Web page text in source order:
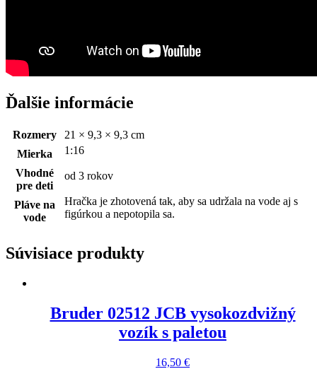
Ďalšie informácie
Rozmery
21 × 9,3 × 9,3 cm
Mierka
1:16
Vhodné
pre deti
od 3 rokov
Pláve na
vode
Hračka je zhotovená tak, aby sa udržala na vode aj s
figúrkou a nepotopila sa.
Súvisiace produkty
Bruder 02512 JCB vysokozdvižný
vozík s paletou
16,50 €